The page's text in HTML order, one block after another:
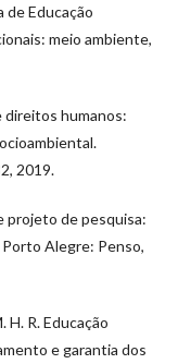
de Educação
meio ambiente,
direitos humanos:
2019.
projeto de pesquisa:
Alegre: Penso,
H. R. Educação
e garantia dos